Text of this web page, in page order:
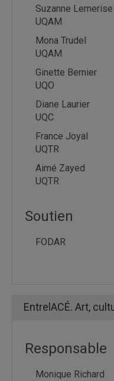
Suzanne Lemerise
UQAM
Mona Trudel
UQAM
Ginette Bernier
UQO
Diane Laurier
UQC
France Joyal
UQTR
Aimé Zayed
UQTR
Soutien
FODAR
EntrelACÉ. Art,
Responsable
Monique Richard